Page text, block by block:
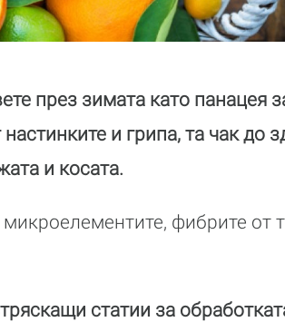
през зимата като панацея
и грипа, та чак до
и косата.
фибрите от
статии за